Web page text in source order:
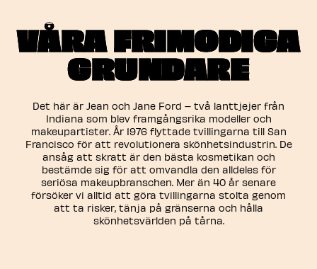
VÅRA FRIMODIGA
GRUNDARE​
Det här är Jean och Jane Ford – två lanttjejer från
Indiana som blev framgångsrika modeller och
makeupartister. År 1976 flyttade tvillingarna till San
Francisco för att revolutionera skönhetsindustrin. De
ansåg att skratt är den bästa kosmetikan och
bestämde sig för att omvandla den alldeles för
seriösa makeupbranschen. Mer än 40 år senare
försöker vi alltid att göra tvillingarna stolta genom
att ta risker, tänja på gränserna och hålla
skönhetsvärlden på tårna.